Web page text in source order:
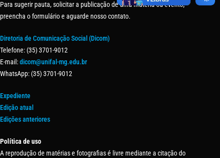
Para sugerir pauta, solicitar a publicação de uma matéria ou evento,
preencha o formulário e aguarde nosso contato.
Diretoria de Comunicação Social (Dicom)
Telefone: (35) 3701-9012
E-mail:dicom@unifal-mg.edu.br
WhatsApp: (35) 3701-9012
Expediente
Edição atual
Edições anteriores
Política de uso
A reprodução de matérias e fotografias é livre mediante a citação do